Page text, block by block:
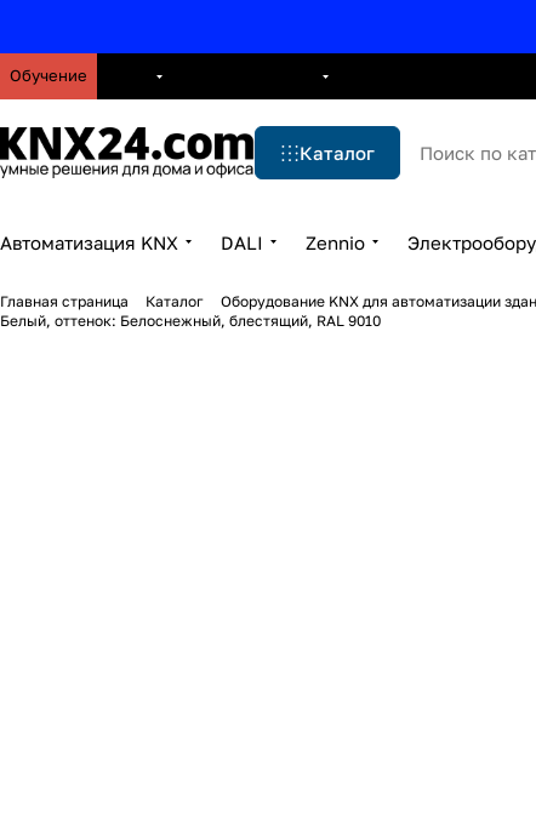
Обучение
Каталог
Автоматизация KNX DALI Zennio
Главная страница Каталог Оборудование KNX для автоматизации
Белый, оттенок: Белоснежный, блестящий, RAL 9010